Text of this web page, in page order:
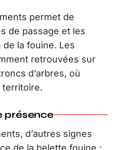
permet de
de passage et les
la fouine. Les
retrouvées sur
d’arbres, où
territoire.
présence
d’autres signes
de la belette fouine :